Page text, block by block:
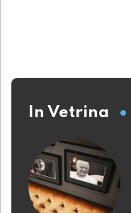
In Vetrina